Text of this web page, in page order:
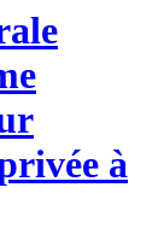
à